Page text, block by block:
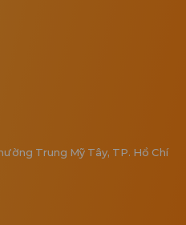
Trung Mỹ Tây, TP. Hồ Chí